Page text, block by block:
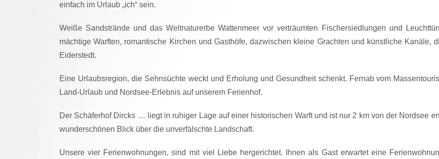
einfach im Urlaub „ich“ sein.
Weiße Sandstrände und das Weltnaturerbe Wattenmeer vor verträumten Fischersiedlungen und
mächtige Warften, romantische Kirchen und Gasthöfe, dazwischen kleine Grachten und künstliche Kanäle,
Eiderstedt.
Eine Urlaubsregion, die Sehnsüchte weckt und Erholung und Gesundheit schenkt. Fernab vom
Land-Urlaub und Nordsee-Erlebnis auf unserem Ferienhof.
Der Schäferhof Dircks … liegt in ruhiger Lage auf einer historischen Warft und ist nur 2 km von der Nordsee
wunderschönen Blick über die unverfälschte Landschaft.
Unsere vier Ferienwohnungen, sind mit viel Liebe hergerichtet. Ihnen als Gast erwartet eine